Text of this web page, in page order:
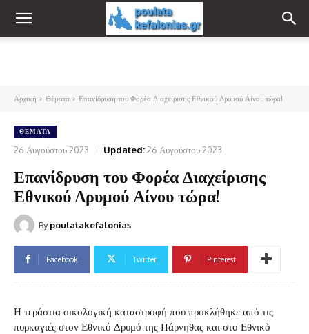
Αρχική Θέματα Επανίδρυση του Φορέα Διαχείρισης Εθνικού Δρυμού Αίνου τώρα!
ΘΈΜΑΤΑ
26 Αυγούστου 2023 Updated:26 Αυγούστου 2023
Επανίδρυση του Φορέα Διαχείρισης
Εθνικού Δρυμού Αίνου τώρα!
By poulatakefalonias
Facebook Twitter Pinterest
Η τεράστια οικολογική καταστροφή που προκλήθηκε από τις
πυρκαγιές στον Εθνικό Δρυμό της Πάρνηθας και στο Εθνικό